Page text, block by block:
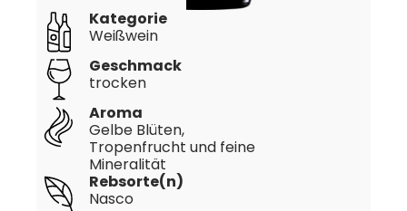
Kategorie
Weißwein
Aroma
Gelbe Blüten,
Tropenfrucht und feine
Mineralität
Geschmack
trocken
Rebsorte(n)
Nasco